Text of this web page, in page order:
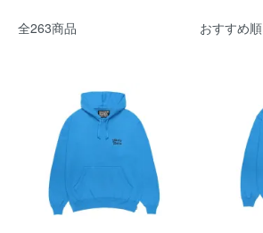
全263商品 おすすめ順